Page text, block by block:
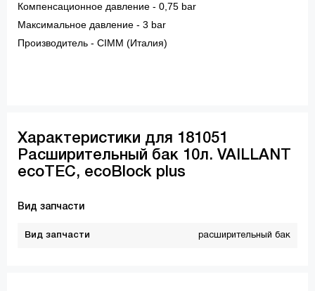
Компенсационное давление - 0,75 bar
Максимальное давление - 3 bar
Производитель - CIMM (Италия)
Характеристики для 181051
Расширительный бак 10л. VAILLANT
ecoTEC, ecoBlock plus
Вид запчасти
Вид запчасти расширительный бак